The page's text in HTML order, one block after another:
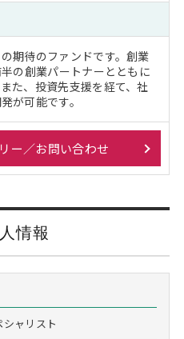
期待のファンドです。創業
の創業パートナーとともに
た、投資先支援を経て、社
が可能です。
ー／お問い合わせ
情報
ャリスト